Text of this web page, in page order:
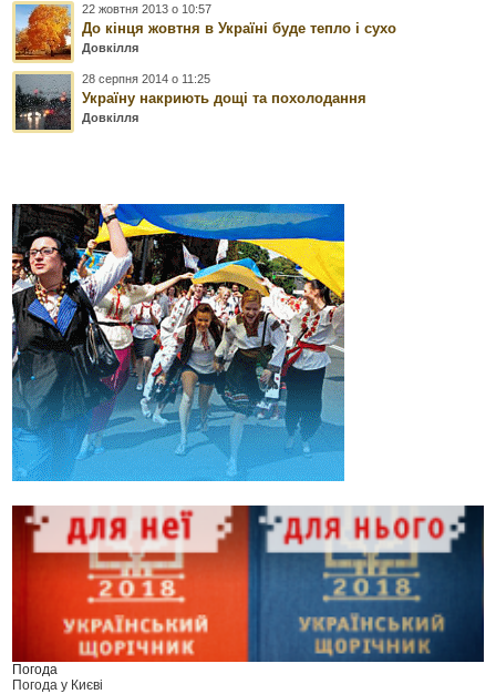
22 жовтня 2013 о 10:57
До кінця жовтня в Україні буде тепло і сухо
Довкілля
28 серпня 2014 о 11:25
Україну накриють дощі та похолодання
Довкілля
Погода
Погода у Києві